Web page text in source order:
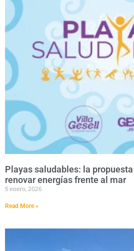
Playas saludables: la
renovar energías frente al mar
5 enero, 2026
Read More »